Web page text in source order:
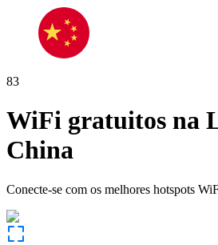
83
WiFi gratuitos na
China
Conecte-se com os melhores hotspots